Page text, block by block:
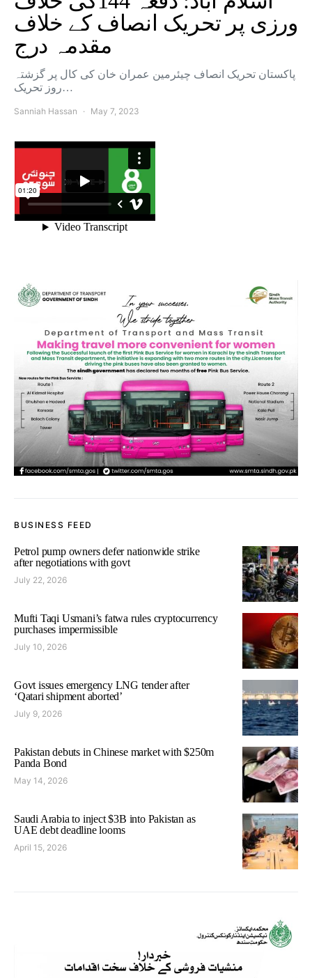
ورزی پر تحریک انصاف کے خلاف
مقدمہ درج
پاکستان تحریک انصاف چیئرمین عمران خان کی کال پر گزشتہ
روز تحریک…
Sanniah Hassan May 7, 2023
BUSINESS FEED
Petrol pump owners defer nationwide strike
after negotiations with govt
July 22, 2026
Mufti Taqi Usmani’s fatwa rules cryptocurrency
purchases impermissible
July 10, 2026
Govt issues emergency LNG tender after
‘Qatari shipment aborted’
July 9, 2026
Pakistan debuts in Chinese market with $250m
Panda Bond
May 14, 2026
Saudi Arabia to inject $3B into Pakistan as
UAE debt deadline looms
April 15, 2026